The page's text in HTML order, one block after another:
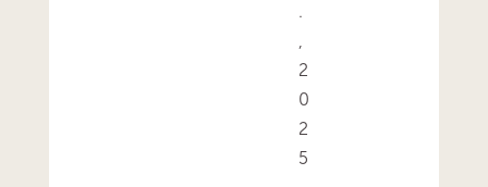
.
,
2
0
2
5